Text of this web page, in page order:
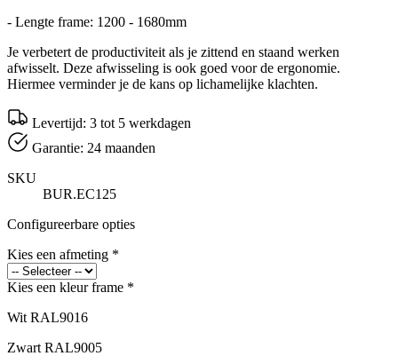
- Lengte frame: 1200 - 1680mm
Je verbetert de productiviteit als je zittend en staand werken
afwisselt. Deze afwisseling is ook goed voor de ergonomie.
Hiermee verminder je de kans op lichamelijke klachten.
Levertijd: 3 tot 5 werkdagen
Garantie: 24 maanden
SKU
BUR.EC125
Configureerbare opties
Kies een afmeting *
Kies een kleur frame *
Wit RAL9016
Zwart RAL9005